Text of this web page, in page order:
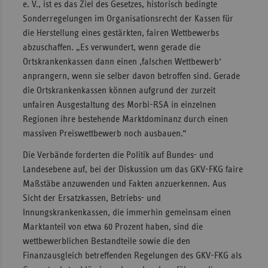
e. V., ist es das Ziel des Gesetzes, historisch bedingte
Sonderregelungen im Organisationsrecht der Kassen für
die Herstellung eines gestärkten, fairen Wettbewerbs
abzuschaffen. „Es verwundert, wenn gerade die
Ortskrankenkassen dann einen ‚falschen Wettbewerb‘
anprangern, wenn sie selber davon betroffen sind. Gerade
die Ortskrankenkassen können aufgrund der zurzeit
unfairen Ausgestaltung des Morbi-RSA in einzelnen
Regionen ihre bestehende Marktdominanz durch einen
massiven Preiswettbewerb noch ausbauen.“
Die Verbände forderten die Politik auf Bundes- und
Landesebene auf, bei der Diskussion um das GKV-FKG faire
Maßstäbe anzuwenden und Fakten anzuerkennen. Aus
Sicht der Ersatzkassen, Betriebs- und
Innungskrankenkassen, die immerhin gemeinsam einen
Marktanteil von etwa 60 Prozent haben, sind die
wettbewerblichen Bestandteile sowie die den
Finanzausgleich betreffenden Regelungen des GKV-FKG als